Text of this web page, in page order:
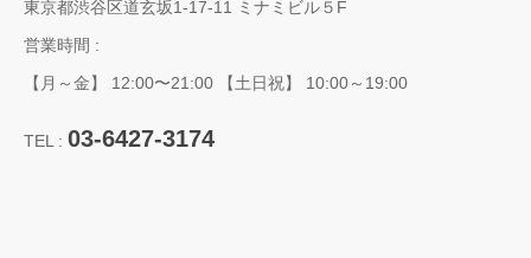
東京都渋谷区道玄坂1-17-11 ミナミビル５F
営業時間 :
【月～金】 12:00〜21:00 【土日祝】 10:00～19:00
TEL : 03-6427-3174